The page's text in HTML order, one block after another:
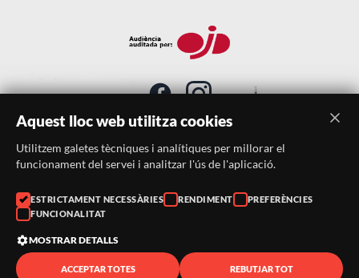
SUBSCRIU-TE AL BUTLLETÍ
Telèfon:
938046359
Correu:
© 2026 ·FestaCatalunya — Tots els drets reservats · Web
Aquest lloc web utilitza cookies
Utilitzem galetes tècniques i analítiques per millorar el
funcionament del servei i analitzar l'ús de l'aplicació.
ESTRICTAMENT NECESSÀRIES RENDIMENT
PREFERÈNCIES
FUNCIONALITAT
MOSTRAR DETALLS
ACCEPTAR TOTES REBUTJAR TOT